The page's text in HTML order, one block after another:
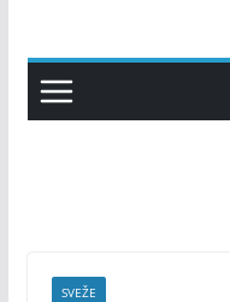
content
SVEŽE